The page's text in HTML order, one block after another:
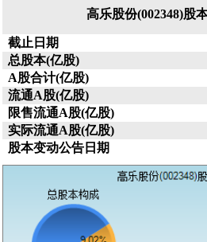
高乐股份(002348)股
截止日期
总股本(亿股)
A股合计(亿股)
流通A股(亿股)
限售流通A股(亿股)
实际流通A股(亿股)
股本变动公告日期